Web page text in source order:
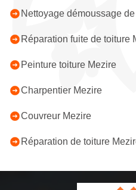
Nettoyage démoussage
Réparation fuite de toiture
Peinture toiture Mezire
Charpentier Mezire
Couvreur Mezire
Réparation de toiture